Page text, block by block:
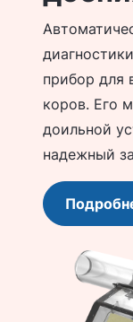
прибор для
коров. Его
доильной
надежный